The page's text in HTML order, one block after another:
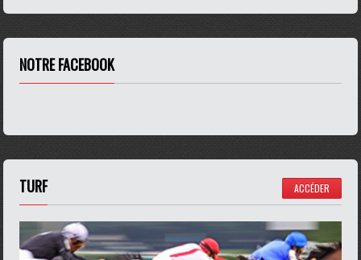
NOTRE FACEBOOK
TURF ACCÉDER